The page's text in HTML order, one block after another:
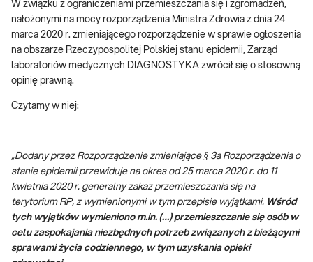
W związku z ograniczeniami przemieszczania się i zgromadzeń,
nałożonymi na mocy rozporządzenia Ministra Zdrowia z dnia 24
marca 2020 r. zmieniającego rozporządzenie w sprawie ogłoszenia
na obszarze Rzeczypospolitej Polskiej stanu epidemii, Zarząd
laboratoriów medycznych DIAGNOSTYKA zwrócił się o stosowną
opinię prawną.
Czytamy w niej:
„Dodany przez Rozporządzenie zmieniające § 3a Rozporządzenia o
stanie epidemii przewiduje na okres od 25 marca 2020 r. do 11
kwietnia 2020 r. generalny zakaz przemieszczania się na
terytorium RP, z wymienionymi w tym przepisie wyjątkami. Wśród
tych wyjątków wymieniono m.in. (…) przemieszczanie się osób w
celu zaspokajania niezbędnych potrzeb związanych z bieżącymi
sprawami życia codziennego, w tym uzyskania opieki